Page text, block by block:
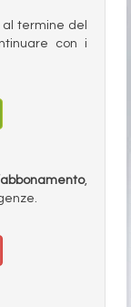
termine del
con i
,